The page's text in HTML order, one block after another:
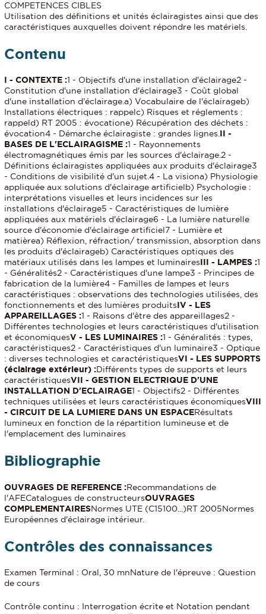
COMPETENCES CIBLES
Utilisation des définitions et unités éclairagistes ainsi que des
caractéristiques auxquelles doivent répondre les matériels.
Contenu
I - CONTEXTE :1 - Objectifs d'une installation d'éclairage2 -
Constitution d'une installation d'éclairage3 - Coût global
d'une installation d'éclairage.a) Vocabulaire de l'éclairageb)
Installations électriques : rappelc) Risques et réglements :
rappeld) RT 2005 : évocatione) Récupération des déchets :
évocation4 - Démarche éclairagiste : grandes lignes.II -
BASES DE L'ECLAIRAGISME :1 - Rayonnements
électromagnétiques émis par les sources d'éclairage.2 -
Définitions éclairagistes appliquées aux produits d'éclairage3
- Conditions de visibilité d'un sujet.4 - La visiona) Physiologie
appliquée aux solutions d'éclairage artificielb) Psychologie :
interprétations visuelles et leurs incidences sur les
installations d'éclairage5 - Caractéristiques de lumière
appliquées aux matériels d'éclairage6 - La lumière naturelle
source d'économie d'éclairage artificiel7 - Lumière et
matièrea) Réflexion, réfraction/ transmission, absorption dans
les produits d'éclairageb) Caractéristiques optiques des
matériaux utilisés dans les lampes et luminairesIII - LAMPES :1
- Généralités2 - Caractéristiques d'une lampe3 - Principes de
fabrication de la lumière4 - Familles de lampes et leurs
caractéristiques : observations des technologies utilisées, des
fonctionnements et des lumières produitsIV - LES
APPAREILLAGES :1 - Raisons d'être des appareillages2 -
Différentes technologies et leurs caractéristiques d'utilisation
et économiquesV - LES LUMINAIRES :1 - Généralités : types,
caractéristiques2 - Caractéristiques d'un luminaire3 - Optique
: diverses technologies et caractéristiquesVI - LES SUPPORTS
(éclairage extérieur) :Différents types de supports et leurs
caractéristiquesVII - GESTION ELECTRIQUE D'UNE
INSTALLATION D'ECLAIRAGE1 - Objectifs2 - Différentes
techniques utilisées et leurs caractéristiques économiquesVIII
- CIRCUIT DE LA LUMIERE DANS UN ESPACERésultats
lumineux en fonction de la répartition lumineuse et de
l'emplacement des luminaires
Bibliographie
OUVRAGES DE REFERENCE :Recommandations de
l'AFECatalogues de constructeursOUVRAGES
COMPLEMENTAIRESNormes UTE (C15100...)RT 2005Normes
Européennes d'éclairage intérieur.
Contrôles des connaissances
Examen Terminal : Oral, 30 mnNature de l'épreuve : Question
de cours
Contrôle continu : Interrogation écrite et Notation pendant